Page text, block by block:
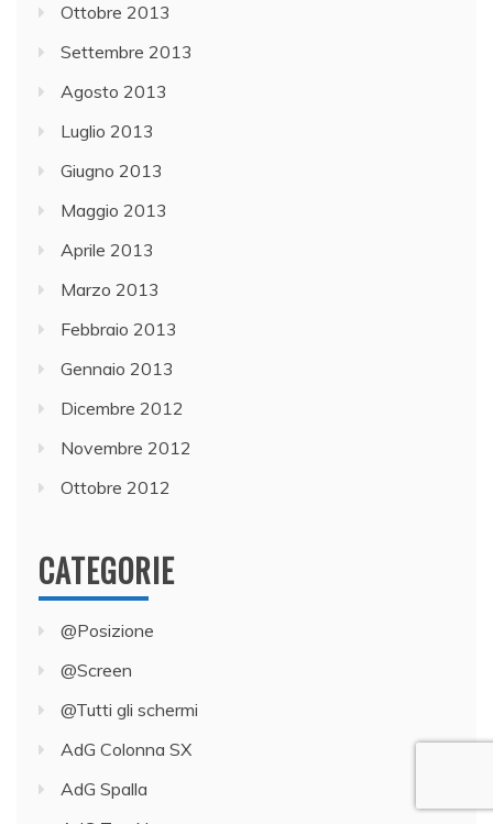
Ottobre 2013
Settembre 2013
Agosto 2013
Luglio 2013
Giugno 2013
Maggio 2013
Aprile 2013
Marzo 2013
Febbraio 2013
Gennaio 2013
Dicembre 2012
Novembre 2012
Ottobre 2012
CATEGORIE
@Posizione
@Screen
@Tutti gli schermi
AdG Colonna SX
AdG Spalla